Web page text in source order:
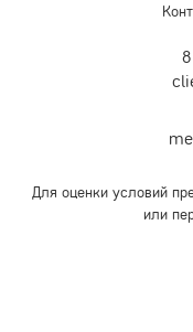
Для оценки условий
или